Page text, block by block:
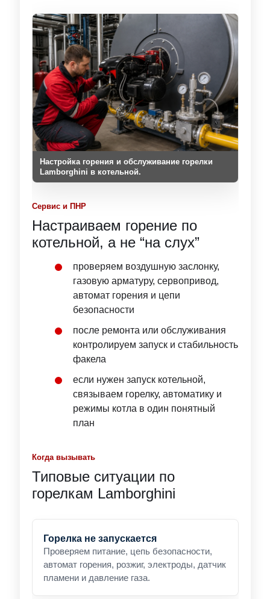
Настройка горения и обслуживание горелки
Lamborghini в котельной.
Сервис и ПНР
Настраиваем горение по
котельной, а не “на слух”
проверяем воздушную заслонку,
газовую арматуру, сервопривод,
автомат горения и цепи
безопасности
после ремонта или обслуживания
контролируем запуск и стабильность
факела
если нужен запуск котельной,
связываем горелку, автоматику и
режимы котла в один понятный
план
Когда вызывать
Типовые ситуации по
горелкам Lamborghini
Горелка не запускается
Проверяем питание, цепь безопасности,
автомат горения, розжиг, электроды, датчик
пламени и давление газа.